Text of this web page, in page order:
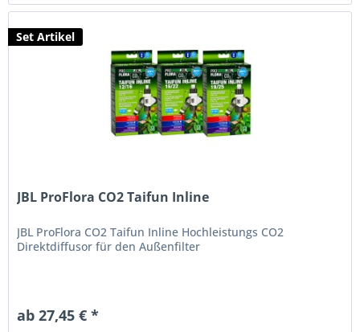
Set Artikel
JBL ProFlora CO2 Taifun Inline
JBL ProFlora CO2 Taifun Inline Hochleistungs CO2
Direktdiffusor für den Außenfilter
ab 27,45 € *